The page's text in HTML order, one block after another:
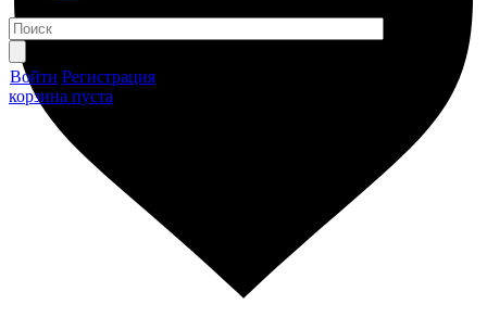
Войти Регистрация
корзина пуста